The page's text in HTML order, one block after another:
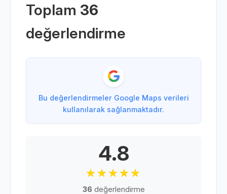
Toplam 36
değerlendirme
Bu değerlendirmeler Google Maps verileri
kullanılarak sağlanmaktadır.
4.8
36 değerlendirme